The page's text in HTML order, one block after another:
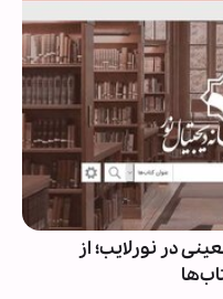
اربعینی در نورلایب؛ از